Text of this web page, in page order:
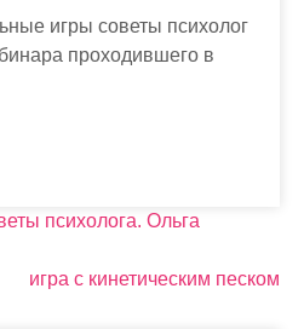
игры советы психолог
проходившего в
психолога. Ольга
игра с кинетическим песком